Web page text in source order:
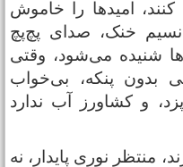
امیدها را خاموش
خنک، صدای پچ‌پچ
شنیده می‌شود، وقتی
پنکه، بی‌خواب
و کشاورز آب ندارد
نوری پایدار، نه